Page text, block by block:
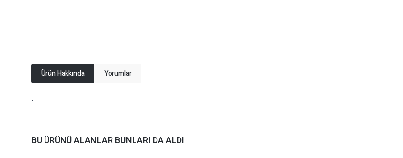
Ürün Hakkında Yorumlar
-
BU ÜRÜNÜ ALANLAR BUNLARI DA ALDI